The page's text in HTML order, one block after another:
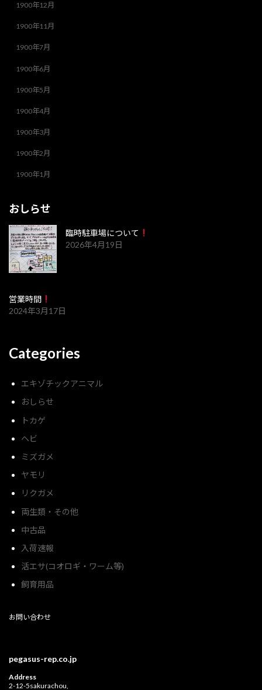
1900年12月
1900年11月
1900年7月
1900年6月
1900年5月
1900年4月
1900年3月
1900年2月
1900年1月
おしらせ
臨時駐車場について
2026年4月19日
営業時間
2024年3月17日
Categories
エキゾチックアニマル
おしらせ
トカゲ
ヘビ
ミズガメ
ヤモリ
リクガメ
両生類・その他
中古品
入荷速報
活エサ(コオロギ・ワーム等)
飼育用品
お問い合わせ
pegasus-rep.co.jp
Address
2-12-5sakurachou,